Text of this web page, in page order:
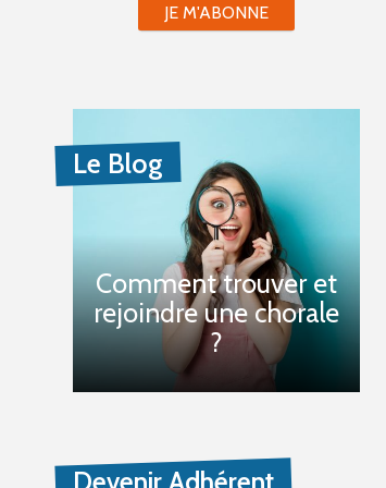
JE M'ABONNE
Le Blog
Comment trouver et
rejoindre une chorale
?
Devenir Adhérent